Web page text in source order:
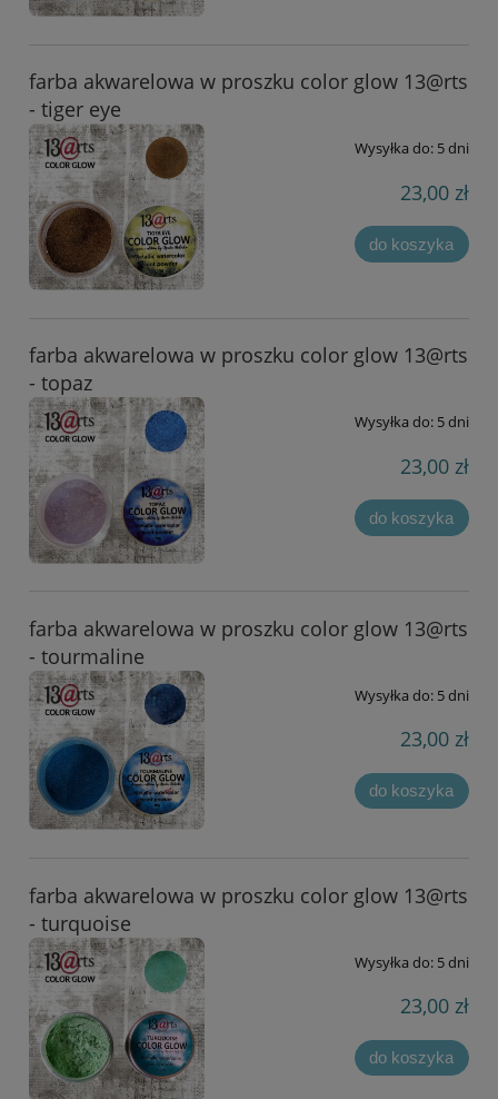
farba akwarelowa w proszku color glow 13@rts
- tiger eye
Wysyłka do: 5 dni
23,00 zł
do koszyka
farba akwarelowa w proszku color glow 13@rts
- topaz
Wysyłka do: 5 dni
23,00 zł
do koszyka
farba akwarelowa w proszku color glow 13@rts
- tourmaline
Wysyłka do: 5 dni
23,00 zł
do koszyka
farba akwarelowa w proszku color glow 13@rts
- turquoise
Wysyłka do: 5 dni
23,00 zł
do koszyka